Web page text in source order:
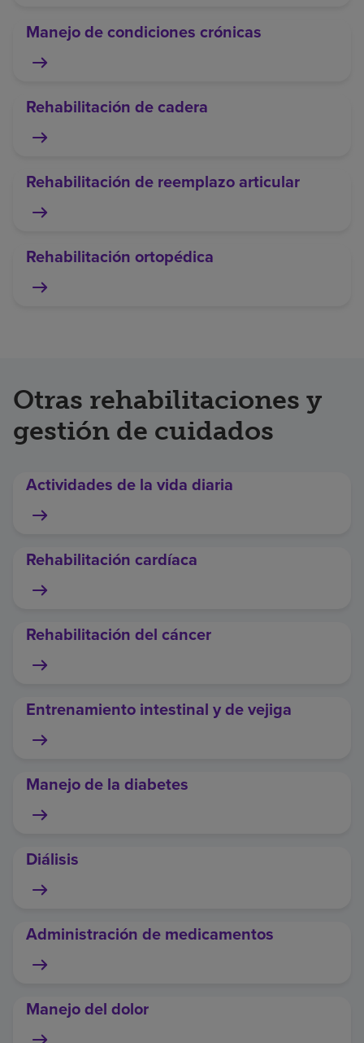
Manejo de condiciones crónicas
Rehabilitación de cadera
Rehabilitación de reemplazo articular
Rehabilitación ortopédica
Otras rehabilitaciones y
gestión de cuidados
Actividades de la vida diaria
Rehabilitación cardíaca
Rehabilitación del cáncer
Entrenamiento intestinal y de vejiga
Manejo de la diabetes
Diálisis
Administración de medicamentos
Manejo del dolor